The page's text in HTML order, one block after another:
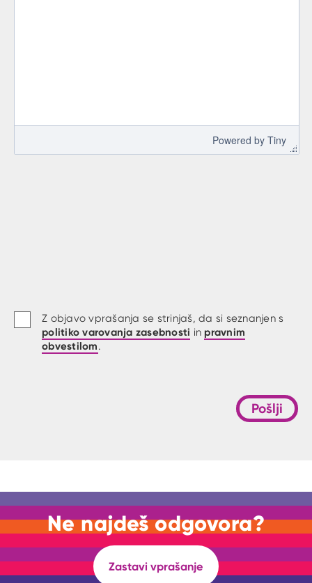
Powered by Tiny
Z objavo vprašanja se strinjaš, da si seznanjen s
politiko varovanja zasebnosti in pravnim
obvestilom.
Pošlji
Ne najdeš odgovora?
Zastavi vprašanje